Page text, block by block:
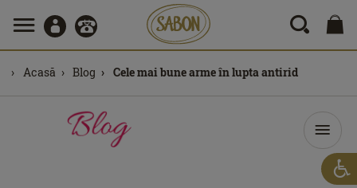
Acasă Blog Cele mai bune arme în lupta antirid